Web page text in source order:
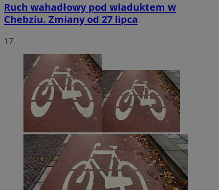
Ruch wahadłowy pod wiaduktem w
Chebziu. Zmiany od 27 lipca
17